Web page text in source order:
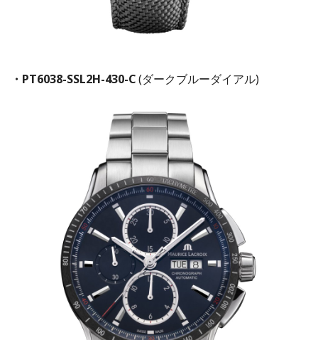
・PT6038-SSL2H-430-C(ダークブルーダイアル)